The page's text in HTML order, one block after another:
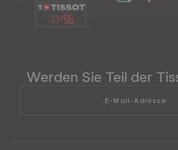
11:56
Werden Sie Teil der
E-Mail-Adresse